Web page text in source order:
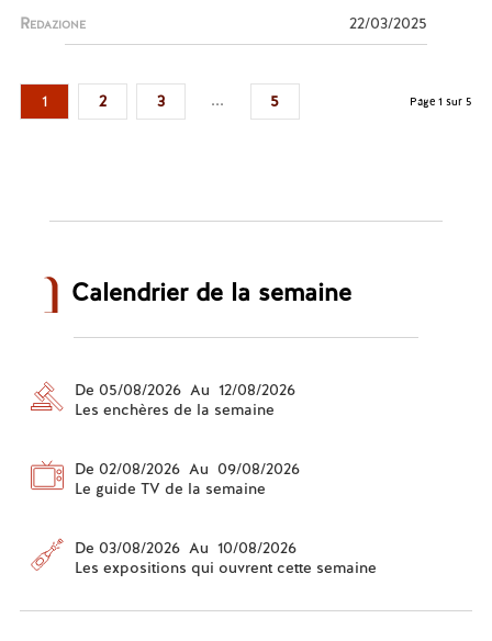
Redazione 22/03/2025
1 2 3 ... 5 Page 1 sur 5
Calendrier de la semaine
De 05/08/2026 Au 12/08/2026
Les enchères de la semaine
De 02/08/2026 Au 09/08/2026
Le guide TV de la semaine
De 03/08/2026 Au 10/08/2026
Les expositions qui ouvrent cette semaine